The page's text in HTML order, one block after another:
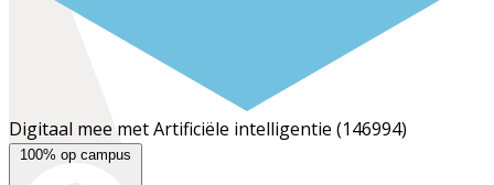
Digitaal mee met Artificiële intelligentie (146994)
100% op campus